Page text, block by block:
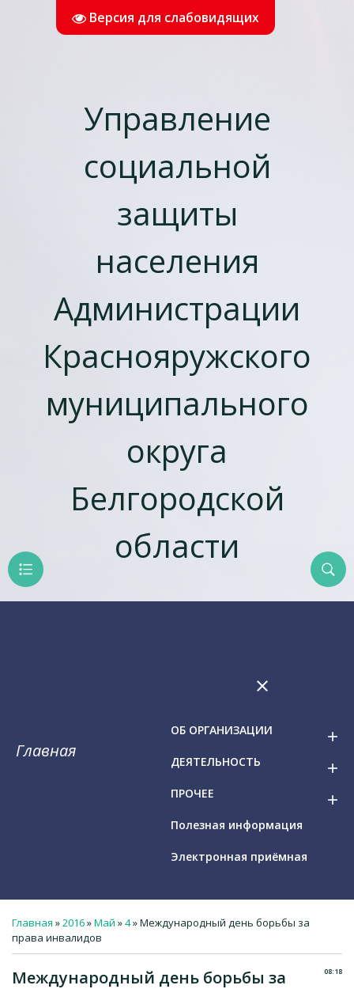
Версия для слабовидящих
Управление
социальной
защиты
населения
Администрации
Краснояружского
муниципального
округа
Белгородской
области
Главная
ОБ ОРГАНИЗАЦИИ add
ДЕЯТЕЛЬНОСТЬ add
ПРОЧЕЕ add
Полезная информация
Электронная приёмная
close
Главная »2016»Май »4» Международный день борьбы за
права инвалидов
08:18
Международный день борьбы за